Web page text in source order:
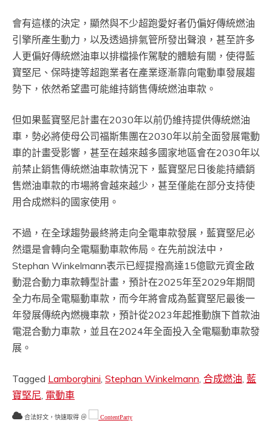
會有這樣的決定，顯然與不少超跑愛好者仍偏好傳統燃油
引擎所產生動力，以及透過排氣管所發出聲浪，甚至許多
人更偏好傳統燃油車以排檔操作駕駛的體驗有關，使得藍
寶堅尼、保時捷等超跑業者在產業逐漸靠向電動車發展趨
勢下，依然希望盡可能維持銷售傳統燃油車款。
但如果藍寶堅尼計畫在2030年以前仍維持提供傳統燃油
車，勢必將使母公司福斯集團在2030年以前全面發展電動
車的計畫受影響，甚至在越來越多國家地區會在2030年以
前禁止銷售傳統燃油車款情況下，藍寶堅尼日後能持續銷
售燃油車款的市場將會越來越少，甚至僅能在部分支持使
用合成燃料的國家使用。
不過，在全球趨勢最終將走向全電車款發展，藍寶堅尼必
然還是會轉向全電驅動車款佈局。在先前說法中，
Stephan Winkelmann表示已經提撥高達15億歐元資金啟
動混合動力車款轉型計畫，預計在2025年至2029年期間
全力布局全電驅動車款，而今年將會成為藍寶堅尼最後一
年發展傳統內燃機車款，預計從2023年起推動旗下首款油
電混合動力車款，並且在2024年全面投入全電驅動車款發
展。
Tagged Lamborghini, Stephan Winkelmann, 合成燃油, 藍
寶堅尼, 電動車
合法好文，快速取得 ＠ ContentParty